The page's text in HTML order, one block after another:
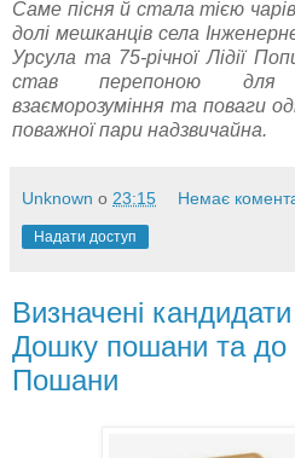
Саме пісня й стала тією
долі мешканців села
Урсула та 75-річної Лідії
став перепоною для
взаєморозуміння та поваги
поважної пари надзвичайна.
Unknown о 23:15 Немає
Надати доступ
Визначені
Дошку пошани та до
Пошани